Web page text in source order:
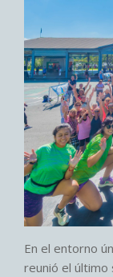
En el entorno
reunió el